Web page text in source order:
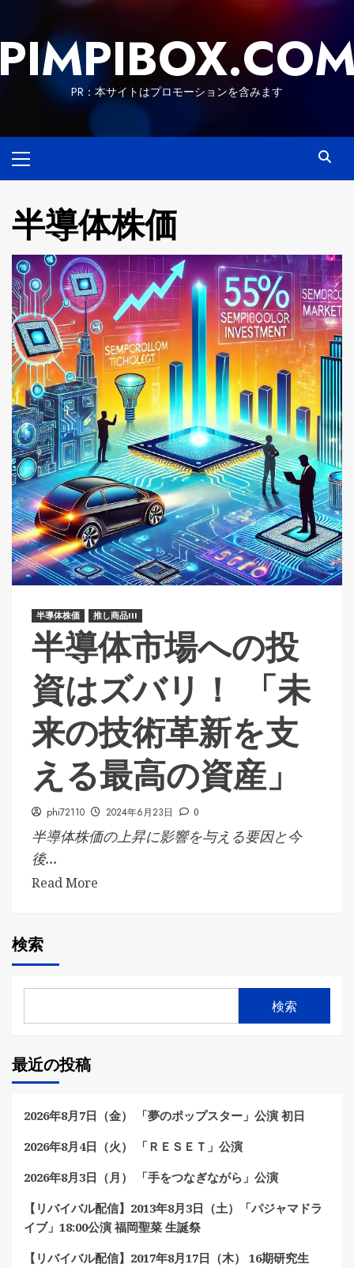
content
PR：本サイトはプロモーションを含みます
Menu
半導体株価
半導体株価 推し商品III
半導体市場への投
資はズバリ！ 「未
来の技術革新を支
える最高の資産」
phi72110 2024年6月23日 0
半導体株価の上昇に影響を与える要因と今
後...
Read More
検索
検索
最近の投稿
2026年8月7日（金） 「夢のポップスター」公演 初日
2026年8月4日（火） 「ＲＥＳＥＴ」公演
2026年8月3日（月） 「手をつなぎながら」公演
【リバイバル配信】2013年8月3日（土）「パジャマドラ
イブ」18:00公演 福岡聖菜 生誕祭
【リバイバル配信】2017年8月17日（木） 16期研究生